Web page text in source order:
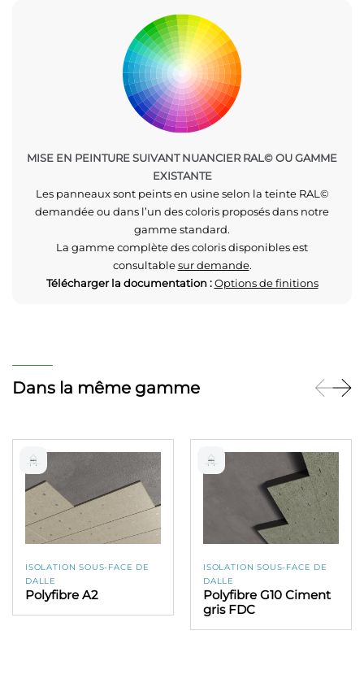
MISE EN PEINTURE SUIVANT NUANCIER RAL© OU GAMME
EXISTANTE
Les panneaux sont peints en usine selon la teinte RAL©
demandée ou dans l’un des coloris proposés dans notre
gamme standard.
La gamme complète des coloris disponibles est
consultablesur demande.
Télécharger la documentation : Options de finitions
Dans la même gamme
ISOLATION SOUS-FACE DE
DALLE
Polyfibre A2
ISOLATION SOUS-FACE DE
DALLE
Polyfibre G10 Ciment
gris FDC